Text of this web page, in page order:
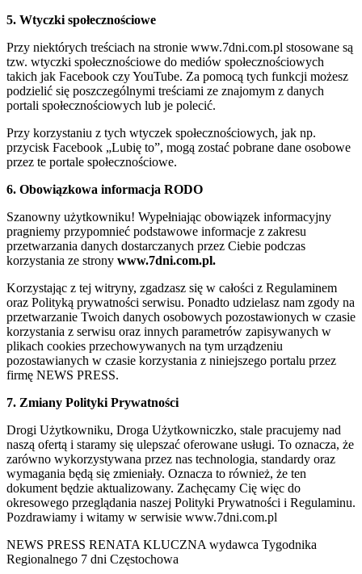
5. Wtyczki społecznościowe
Przy niektórych treściach na stronie www.7dni.com.pl stosowane są
tzw. wtyczki społecznościowe do mediów społecznościowych
takich jak Facebook czy YouTube. Za pomocą tych funkcji możesz
podzielić się poszczególnymi treściami ze znajomym z danych
portali społecznościowych lub je polecić.
Przy korzystaniu z tych wtyczek społecznościowych, jak np.
przycisk Facebook „Lubię to”, mogą zostać pobrane dane osobowe
przez te portale społecznościowe.
6. Obowiązkowa informacja RODO
Szanowny użytkowniku! Wypełniając obowiązek informacyjny
pragniemy przypomnieć podstawowe informacje z zakresu
przetwarzania danych dostarczanych przez Ciebie podczas
korzystania ze strony www.7dni.com.pl.
Korzystając z tej witryny, zgadzasz się w całości z Regulaminem
oraz Polityką prywatności serwisu. Ponadto udzielasz nam zgody na
przetwarzanie Twoich danych osobowych pozostawionych w czasie
korzystania z serwisu oraz innych parametrów zapisywanych w
plikach cookies przechowywanych na tym urządzeniu
pozostawianych w czasie korzystania z niniejszego portalu przez
firmę NEWS PRESS.
7. Zmiany Polityki Prywatności
Drogi Użytkowniku, Droga Użytkowniczko, stale pracujemy nad
naszą ofertą i staramy się ulepszać oferowane usługi. To oznacza, że
zarówno wykorzystywana przez nas technologia, standardy oraz
wymagania będą się zmieniały. Oznacza to również, że ten
dokument będzie aktualizowany. Zachęcamy Cię więc do
okresowego przeglądania naszej Polityki Prywatności i Regulaminu.
Pozdrawiamy i witamy w serwisie www.7dni.com.pl
NEWS PRESS RENATA KLUCZNA wydawca Tygodnika
Regionalnego 7 dni Częstochowa